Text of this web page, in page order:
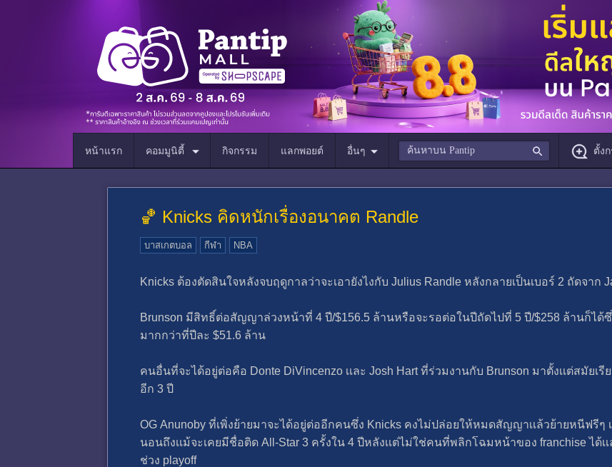
หน้าแรก คอมมูนิตี้ กิจกรรม แลกพอยต์ อื่นๆ ตั้ง
🏀 Knicks คิดหนักเรื่องอนาคต Randle
บาสเกตบอล กีฬา NBA
Knicks ต้องตัดสินใจหลังจบฤดูกาลว่าจะเอายังไงกับ Julius Randle หลังกลายเป็นเบอร์ 2 ถัดจาก
Brunson มีสิทธิ์ต่อสัญญาล่วงหน้าที่ 4 ปี/$156.5 ล้านหรือจะรอต่อในปีถัดไปที่ 5 ปี/$258 ล้านก็ได้ซึ่
มากกว่าที่ปีละ $51.6 ล้าน
คนอื่นที่จะได้อยู่ต่อคือ Donte DiVincenzo เเละ Josh Hart ที่ร่วมงานกับ Brunson มาตั้งเเต่สมัยเ
อีก 3 ปี
OG Anunoby ที่เพิ่งย้ายมาจะได้อยู่ต่ออีกคนซึ่ง Knicks คงไม่ปล่อยให้หมดสัญญาเเล้วย้ายหนีฟรีๆ
นอนถึงเเม้จะเคยมีชื่อติด All-Star 3 ครั้งใน 4 ปีหลังเเต่ไม่ใช่คนที่พลิกโฉมหน้าของ franchise ได้
ช่วง playoff